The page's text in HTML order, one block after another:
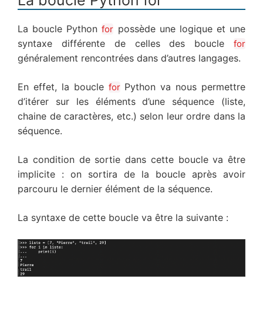
La boucle Pythonfor possède une logique et une
syntaxe différente de celles des boucle for
généralement rencontrées dans d’autres langages.
En effet, la boucle forPython va nous permettre
d’itérer sur les éléments d’une séquence (liste,
chaine de caractères, etc.) selon leur ordre dans la
séquence.
La condition de sortie dans cette boucle va être
implicite : on sortira de la boucle après avoir
parcouru le dernier élément de la séquence.
La syntaxe de cette boucle va être la suivante :